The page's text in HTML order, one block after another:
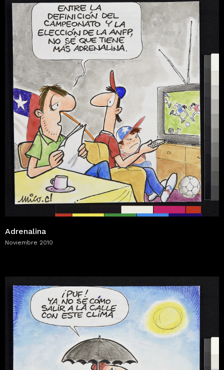
Adrenalina
Noviembre 2010